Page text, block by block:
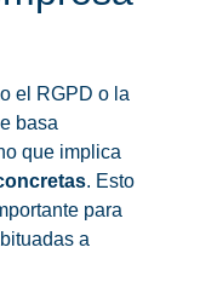
el RGPD o la
basa
que implica
. Esto
para
a